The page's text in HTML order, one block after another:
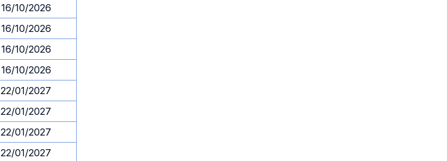
16/10/2026
16/10/2026
16/10/2026
16/10/2026
22/01/2027
22/01/2027
22/01/2027
22/01/2027